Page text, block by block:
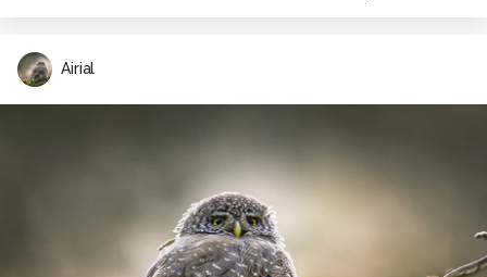
Airial